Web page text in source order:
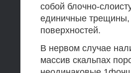
собой блочно-
единичные
поверхностей.
В нервом случае
массив скальпах